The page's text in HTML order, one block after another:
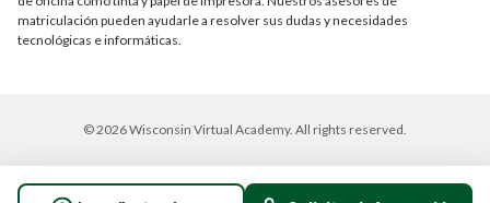
matriculación pueden ayudarle a resolver sus dudas y necesidades
tecnológicas e informáticas.
© 2026 Wisconsin Virtual Academy. All rights reserved.